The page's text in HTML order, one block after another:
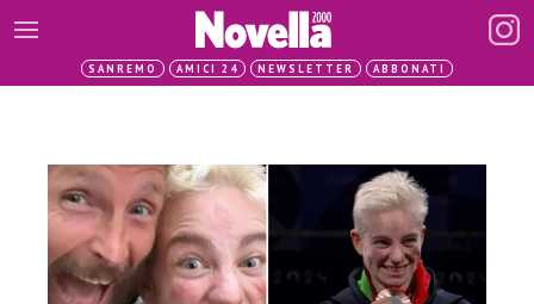
SANREMO AMICI 24 NEWSLETTER ABBONATI